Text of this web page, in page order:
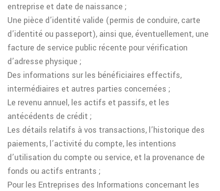
entreprise et date de naissance ;
Une pièce d’identité valide (permis de conduire, carte
d’identité ou passeport), ainsi que, éventuellement, une
facture de service public récente pour vérification
d’adresse physique ;
Des informations sur les bénéficiaires effectifs,
intermédiaires et autres parties concernées ;
Le revenu annuel, les actifs et passifs, et les
antécédents de crédit ;
Les détails relatifs à vos transactions, l’historique des
paiements, l’activité du compte, les intentions
d’utilisation du compte ou service, et la provenance de
fonds ou actifs entrants ;
Pour les Entreprises des Informations concernant les